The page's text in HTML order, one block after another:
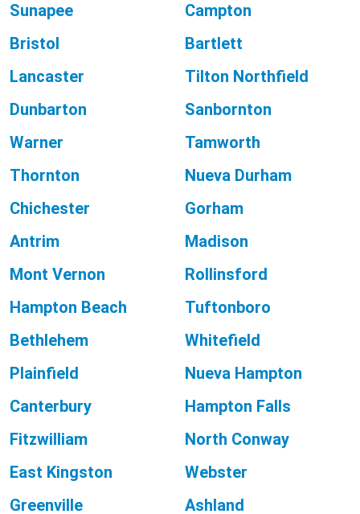
Sunapee
Campton
Bristol
Bartlett
Lancaster
Tilton Northfield
Dunbarton
Sanbornton
Warner
Tamworth
Thornton
Nueva Durham
Chichester
Gorham
Antrim
Madison
Mont Vernon
Rollinsford
Hampton Beach
Tuftonboro
Bethlehem
Whitefield
Plainfield
Nueva Hampton
Canterbury
Hampton Falls
Fitzwilliam
North Conway
East Kingston
Webster
Greenville
Ashland